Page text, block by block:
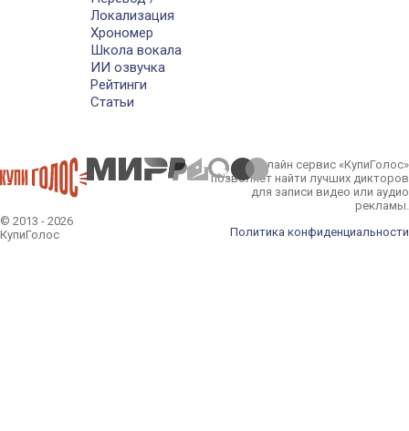
Локализация
Хрономер
Школа вокала
ИИ озвучка
Рейтинги
Статьи
© 2013 - 2026
КупиГолос
Онлайн сервис «КупиГолос»
позволяет найти лучших дикторов
для записи видео или аудио
рекламы.
Политика конфиденциальности